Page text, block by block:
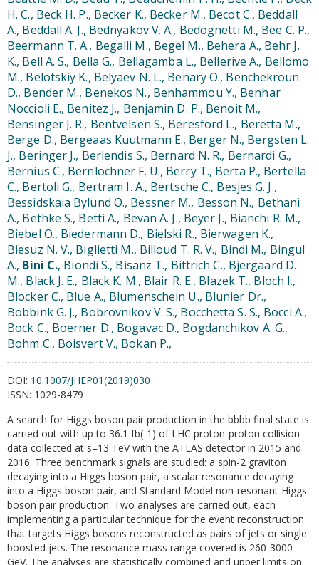
H. C., Beck H. P., Becker K., Becker M., Becot C., Beddall
A., Beddall A. J., Bednyakov V. A., Bedognetti M., Bee C. P.,
Beermann T. A., Begalli M., Begel M., Behera A., Behr J.
K., Bell A. S., Bella G., Bellagamba L., Bellerive A., Bellomo
M., Belotskiy K., Belyaev N. L., Benary O., Benchekroun
D., Bender M., Benekos N., Benhammou Y., Benhar
Noccioli E., Benitez J., Benjamin D. P., Benoit M.,
Bensinger J. R., Bentvelsen S., Beresford L., Beretta M.,
Berge D., Bergeaas Kuutmann E., Berger N., Bergsten L.
J., Beringer J., Berlendis S., Bernard N. R., Bernardi G.,
Bernius C., Bernlochner F. U., Berry T., Berta P., Bertella
C., Bertoli G., Bertram I. A., Bertsche C., Besjes G. J.,
Bessidskaia Bylund O., Bessner M., Besson N., Bethani
A., Bethke S., Betti A., Bevan A. J., Beyer J., Bianchi R. M.,
Biebel O., Biedermann D., Bielski R., Bierwagen K.,
Biesuz N. V., Biglietti M., Billoud T. R. V., Bindi M., Bingul
A., Bini C., Biondi S., Bisanz T., Bittrich C., Bjergaard D.
M., Black J. E., Black K. M., Blair R. E., Blazek T., Bloch I.,
Blocker C., Blue A., Blumenschein U., Blunier Dr.,
Bobbink G. J., Bobrovnikov V. S., Bocchetta S. S., Bocci A.,
Bock C., Boerner D., Bogavac D., Bogdanchikov A. G.,
Bohm C., Boisvert V., Bokan P.,
DOI: 10.1007/JHEP01(2019)030
ISSN: 1029-8479
A search for Higgs boson pair production in the bbbb final state is
carried out with up to 36.1 fb(-1) of LHC proton-proton collision
data collected at s=13 TeV with the ATLAS detector in 2015 and
2016. Three benchmark signals are studied: a spin-2 graviton
decaying into a Higgs boson pair, a scalar resonance decaying
into a Higgs boson pair, and Standard Model non-resonant Higgs
boson pair production. Two analyses are carried out, each
implementing a particular technique for the event reconstruction
that targets Higgs bosons reconstructed as pairs of jets or single
boosted jets. The resonance mass range covered is 260-3000
GeV. The analyses are statistically combined and upper limits on